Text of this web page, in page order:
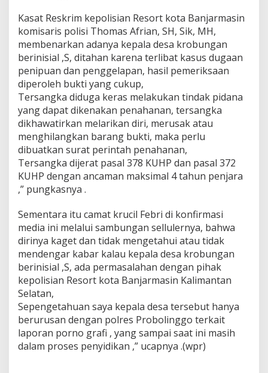
Kasat Reskrim kepolisian Resort kota Banjarmasin
komisaris polisi Thomas Afrian, SH, Sik, MH,
membenarkan adanya kepala desa krobungan
berinisial ,S, ditahan karena terlibat kasus dugaan
penipuan dan penggelapan, hasil pemeriksaan
diperoleh bukti yang cukup,
Tersangka diduga keras melakukan tindak pidana
yang dapat dikenakan penahanan, tersangka
dikhawatirkan melarikan diri, merusak atau
menghilangkan barang bukti, maka perlu
dibuatkan surat perintah penahanan,
Tersangka dijerat pasal 378 KUHP dan pasal 372
KUHP dengan ancaman maksimal 4 tahun penjara
,” pungkasnya .
Sementara itu camat krucil Febri di konfirmasi
media ini melalui sambungan sellulernya, bahwa
dirinya kaget dan tidak mengetahui atau tidak
mendengar kabar kalau kepala desa krobungan
berinisial ,S, ada permasalahan dengan pihak
kepolisian Resort kota Banjarmasin Kalimantan
Selatan,
Sepengetahuan saya kepala desa tersebut hanya
berurusan dengan polres Probolinggo terkait
laporan porno grafi , yang sampai saat ini masih
dalam proses penyidikan ,” ucapnya .(wpr)